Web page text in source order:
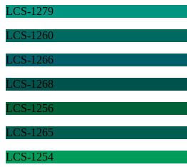
LCS-1279
LCS-1260
LCS-1266
LCS-1268
LCS-1256
LCS-1265
LCS-1254